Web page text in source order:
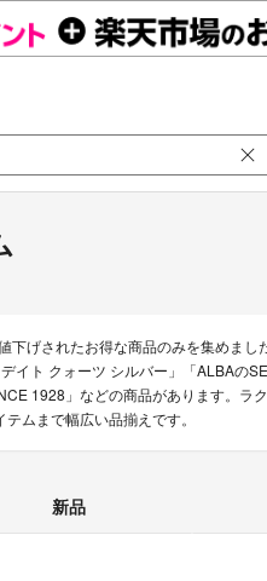
下げされたお得な商品のみを集めま
イト クォーツ シルバー」「ALBAの
1928」などの商品があります。
ムまで幅広い品揃えです。
新品